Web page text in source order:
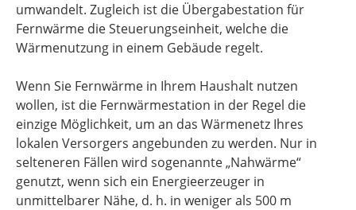
umwandelt. Zugleich ist die Übergabestation für
Fernwärme die Steuerungseinheit, welche die
Wärmenutzung in einem Gebäude regelt.
Wenn Sie Fernwärme in Ihrem Haushalt nutzen
wollen, ist die Fernwärmestation in der Regel die
einzige Möglichkeit, um an das Wärmenetz Ihres
lokalen Versorgers angebunden zu werden. Nur in
selteneren Fällen wird sogenannte „Nahwärme“
genutzt, wenn sich ein Energieerzeuger in
unmittelbarer Nähe, d. h. in weniger als 500 m